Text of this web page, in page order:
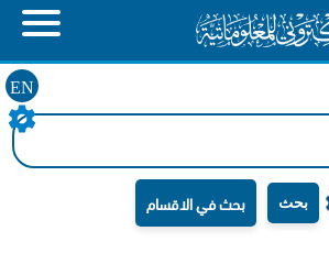
EN
بحث